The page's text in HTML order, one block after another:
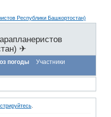
✈
погоды
Участники
.